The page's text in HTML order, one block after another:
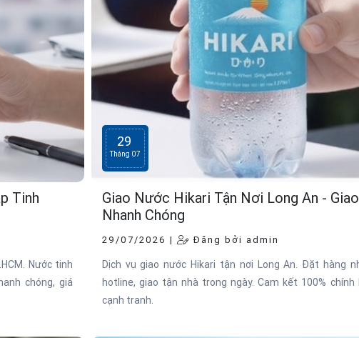
Tinh
Nước tinh
chóng, giá
29
Tháng 07
Giao Nước Hikari Tận Nơi Long An -
Nhanh Chóng
29/07/2026 | Đăng bởi admin
Dịch vụ giao nước Hikari tận nơi Long An. Đặt hàng
hotline, giao tận nhà trong ngày. Cam kết 100% chính
cạnh tranh.